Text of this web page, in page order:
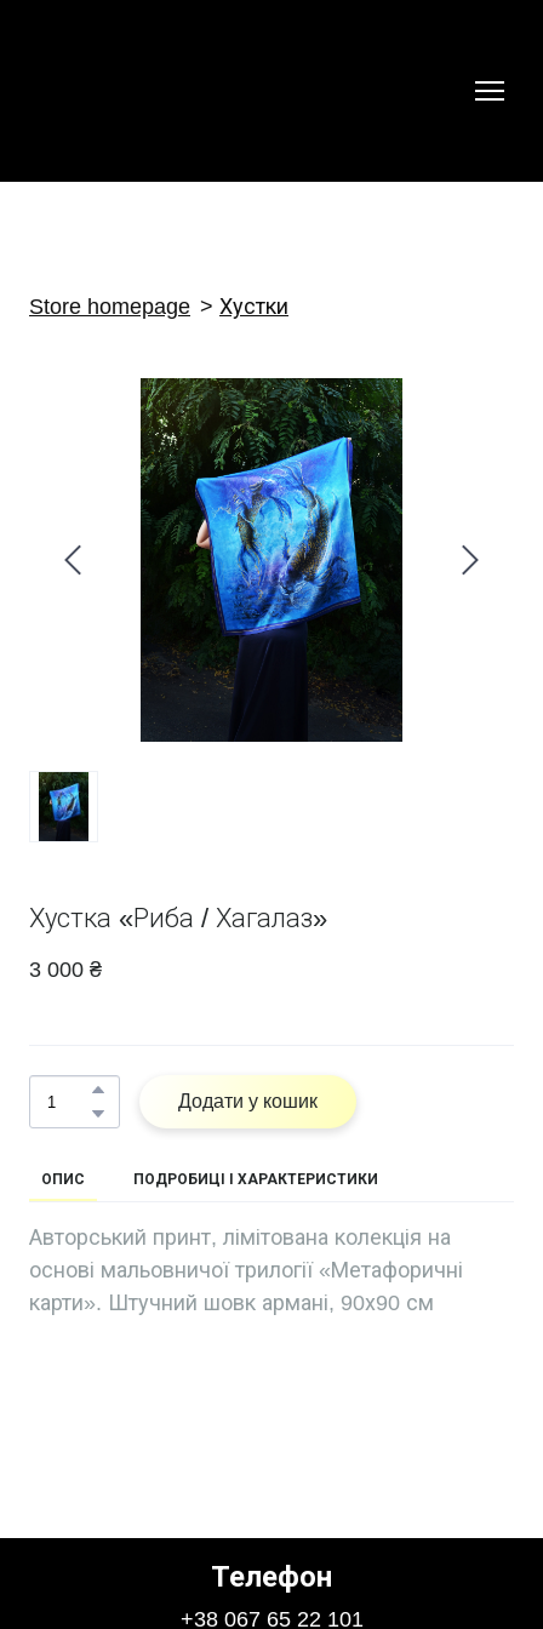
Store homepage Хустки
Хустка «Риба / Хагалаз»
3 000 ₴
Додати у кошик
ОПИС ПОДРОБИЦІ І ХАРАКТЕРИСТИКИ
Авторський принт, лімітована колекція на
основі мальовничої трилогії «Метафоричні
карти». Штучний шовк армані, 90х90 см
Телефон
+38 067 65 22 101